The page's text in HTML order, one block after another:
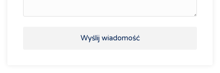
Wyślij wiadomość